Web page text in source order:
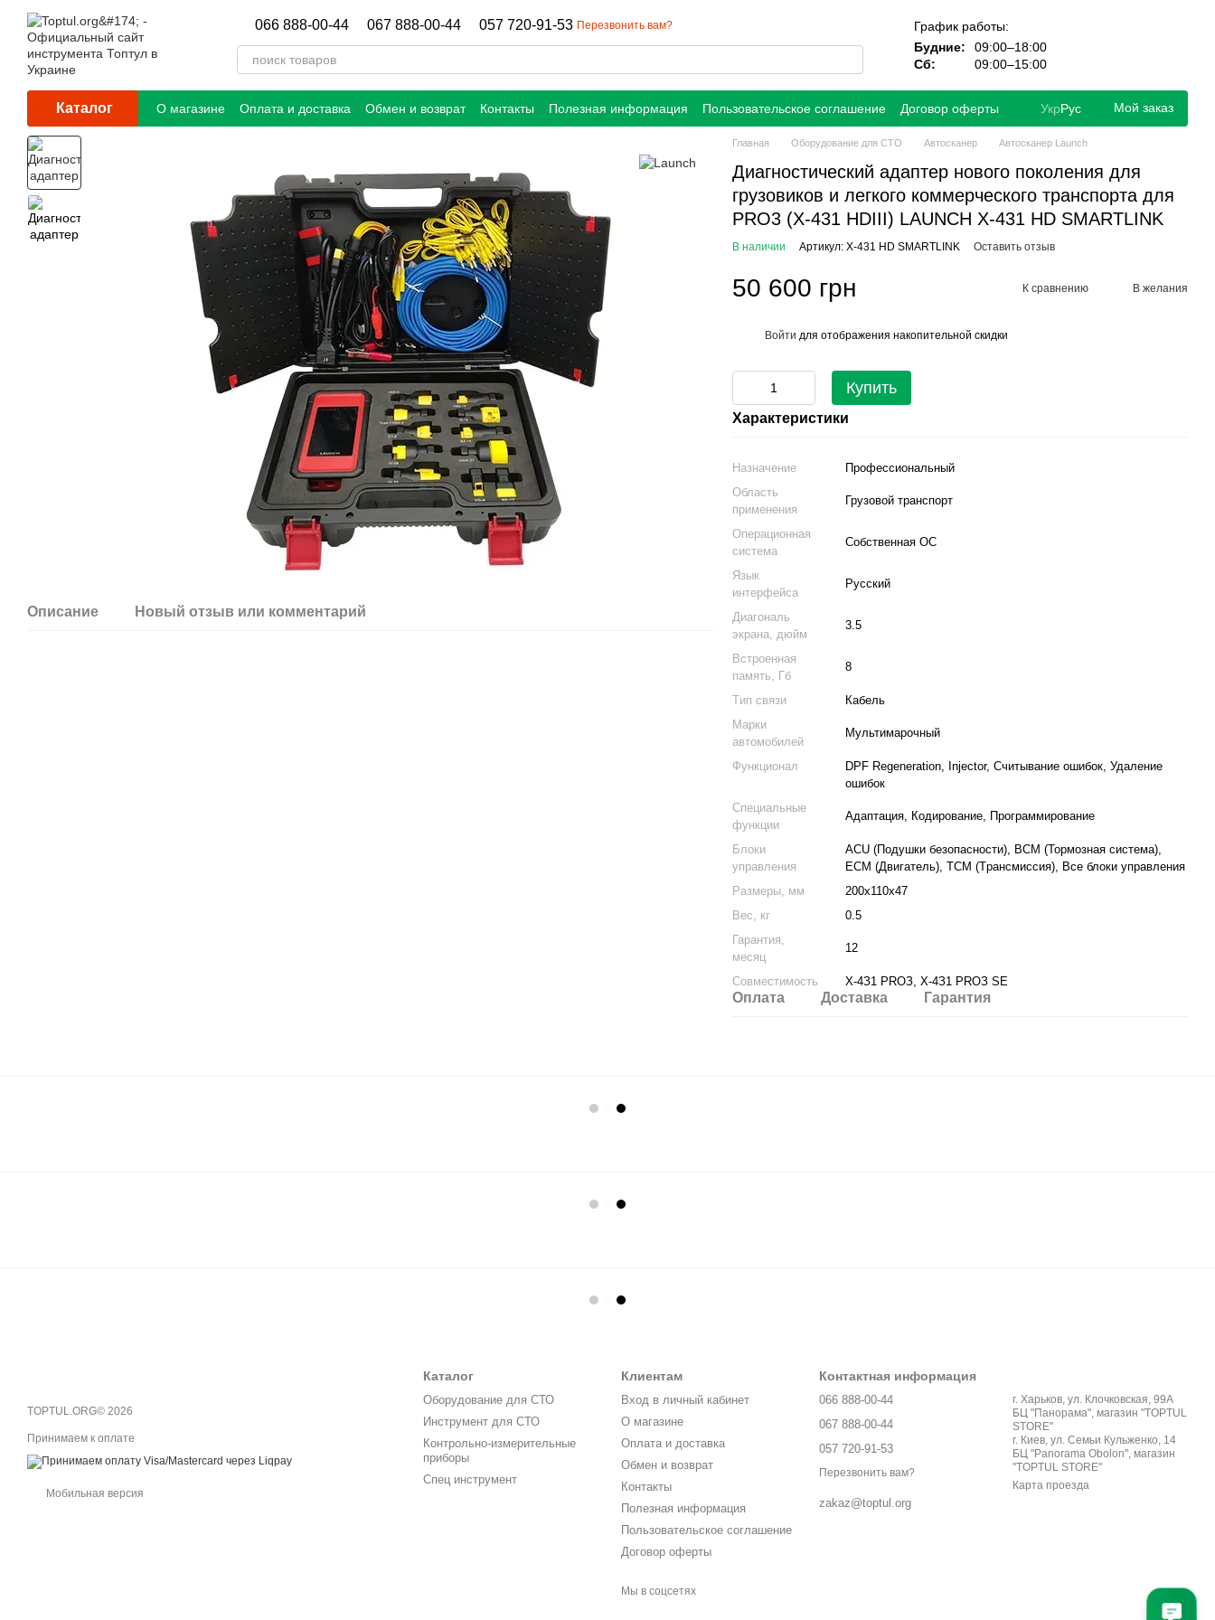
Перейти к основному контенту
066 888-00-44 067 888-00-44 057 720-91-53 Перезвонить вам?
График работы:
Будние:
09:00–18:00
Сб:
09:00–15:00
Каталог О магазине Оплата и доставка Обмен и возврат Контакты Полезная информация Пользовательское соглашение Договор оферты УкрРус Мой заказ
Описание Новый отзыв или комментарий
Главная Оборудование для СТО Автосканер Автосканер Launch
Диагностический адаптер нового поколения для
грузовиков и легкого коммерческого транспорта для
PRO3 (X-431 HDIII) LAUNCH X-431 HD SMARTLINK
В наличии Артикул: X-431 HD SMARTLINK Оставить отзыв
50 600 грн К сравнению В желания
Войти для отображения накопительной скидки
Купить
Характеристики
Haзнaчeниe
Профессиональный
Oблacть
пpимeнeния
Грузовой транспорт
Oпepaциoннaя
cиcтeмa
Собственная ОС
Язык
интерфейса
Русский
Диагональ
экрана, дюйм
3.5
Встроенная
память, Гб
8
Tип cвязи
Кабель
Mapки
aвтoмoбилeй
Мультимарочный
Функциoнaл
DPF Regeneration, Injector, Cчитывaниe oшибoк, Удaлeниe
oшибoк
Cпeциaльныe
функции
Адаптация, Кодирование, Программирование
Блoки
упpaвлeния
ACU (Пoдушки бeзoпacнocти), BCM (Topмoзнaя cиcтeмa),
ECM (Двигaтeль), TCM (Tpaнcмиccия), Bce блoки упpaвлeния
Размеры, мм
200x110x47
Вес, кг
0.5
Гарантия,
месяц
12
Совместимость X-4З1 PROЗ, X-4З1 PROЗ SE
Оплата Доставка Гарантия
TOPTUL.ORG© 2026
Принимаем к оплате
Мобильная версия
Каталог
Оборудование для СТО
Инструмент для СТО
Контрольно-измерительные
приборы
Спец инструмент
Клиентам
Вход в личный кабинет
О магазине
Оплата и доставка
Обмен и возврат
Контакты
Полезная информация
Пользовательское соглашение
Договор оферты
Мы в соцсетях
Контактная информация
066 888-00-44
067 888-00-44
057 720-91-53
Перезвонить вам?
zakaz@toptul.org
г. Харьков, ул. Клочковская, 99А
БЦ "Панорама", магазин "TOPTUL
STORE"
г. Киев, ул. Семьи Кульженко, 14
БЦ "Panorama Obolon", магазин
"TOPTUL STORE"
Карта проезда